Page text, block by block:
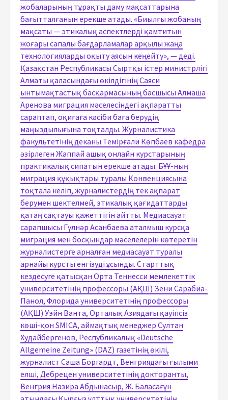
жобаларының тұрақты даму мақсаттарына
бағытталғанын ерекше атады. «Биылғы жобаның
мақсаты — этикалық аспектлерді қамтитын
жоғары сапалы бағдарламалар арқылы жаңа
технологияларды оқыту аясын кеңейту», — деді.
Қазақстан Республикасы Сыртқы істер министрлігі
Алматы қаласындағы өкілдігінің Саяси
ынтымақтастық басқармасының басшысы Алмаша
Аренова миграция мәселесіндегі ақпаратты
сараптап, оқиғаға кәсіби баға берудің
маңыздылығына тоқталды. Журналистика
факультетінің деканы Темірғали Көпбаев кафедра
әзірлеген Жаппай ашық онлайн курстарының
практикалық сипатын ерекше атады. БҰҰ-ның
миграция құқықтары туралы Конвенциясына
тоқтала келіп, журналистердің тек ақпарат
берумен шектелмей, этикалық қағидаттарды
қатаң сақтауы қажеттігін айтты. Медиасауат
сарапшысы Гүлнәр Асанбаева аталмыш курсқа
миграция мен босқындар мәселелерін көтеретін
журналистерге арналған медиасауат туралы
арнайы курсты енгізуді ұсынды. Старттық
кездесуге қатысқан Орта Теннесси мемлекеттік
университетінің профессоры (АҚШ) Зени Сарабиа-
Панол, Флорида университетінің профессоры
(АҚШ) Уэйн Ванта, Орталық Азиядағы қауіпсіз
көші-қон SMICА, аймақтық менеджер Султан
Худайбергенов, Республикалық «Deutsche
Allgemeine Zeitung» (DAZ) газетінің өкілі,
журналист Caша Боргардт, Венгриядағы ғылыми
елші, Дебрецен университетінің докторанты,
Венгрия Назира Абдынасыр, Ж. Баласағұн